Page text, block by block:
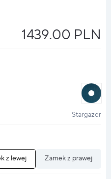
1439.00 PLN
halo
?
Stargazer
Zamek z prawej
z lewej